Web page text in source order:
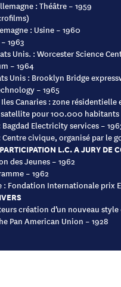
: Théâtre – 1959
: Usine – 1960
1963
Unis. : Worcester Science
– 1964
Unis : Brooklyn Bridge
– 1965
Canaries : zone
satellite pour 100.000 habitants
Bagdad Electricity services –
Centre civique, organisé par le
L.C. A JURY DE
des Jeunes – 1962
– 1962
: Fondation Internationale prix
création d’un nouveau
Pan American Union – 1928